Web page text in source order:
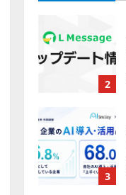
3
4